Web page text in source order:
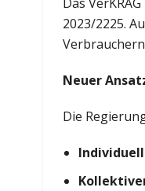
2023/2225.
Neuer
Die